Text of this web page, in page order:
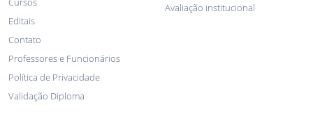
Editais
Contato
Professores e Funcionários
Política de Privacidade
Validação Diploma
Avaliação institucional